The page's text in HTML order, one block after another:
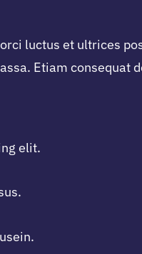
luctus et ultrices
Etiam consequat
elit.